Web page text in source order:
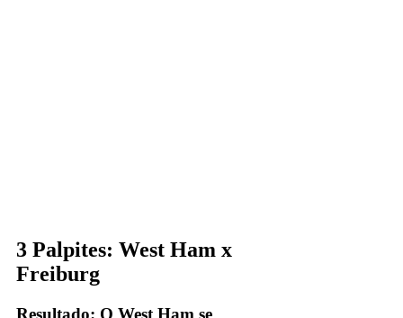
3 Palpites: West Ham x
Freiburg
Resultado: O West Ham se